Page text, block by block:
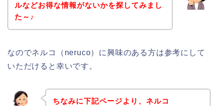
ルなどお得な情報がないかを探してみまし
た～♪
なのでネルコ（neruco）に興味のある方は参考にして
いただけると幸いです。
ちなみに下記ページより、ネルコ